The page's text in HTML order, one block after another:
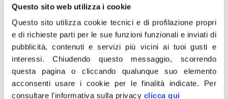
Questo sito web utilizza i cookie
Questo sito utilizza cookie tecnici e di profilazione propri
e di richieste parti per le sue funzioni funzionali e inviati di
pubblicità, contenuti e servizi più vicini ai tuoi gusti e
interessi.Chiudendo questo messaggio, scorrendo
questa pagina o cliccando qualunque suo elemento
acconsenti usare i cookie per le finalità indicate. Per
consultare l'informativa sulla privacy clicca qui
finanche di sua figlia di appena 3 anni”. Lo dichiara, in
una nota, il deputato e Coordinatore della Direzione
Nazionale di Fratelli d’Italia Edmondo Cirielli: “Siamo di
fronte ad un ennesimo episodio drammatico oltre che
inquietante compiuto da un extracomunitario che non
dovrebbe trovarsi sul territorio nazionale. Purtroppo,
però, sono ancora troppi gli stranieri delinquenti liberi di